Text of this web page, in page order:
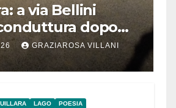
a via Bellini
dopo
IdD
GRAZIAROSA VILLANI
LAGO POESIA